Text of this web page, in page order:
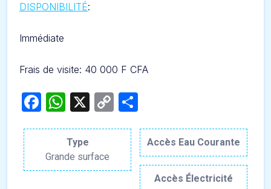
DISPONIBILITÉ:
Immédiate
Frais de visite: 40 000 F CFA
Facebook
WhatsApp
X
Copy
Type
Grande surface
Accès Eau Courante
Accès Électricité